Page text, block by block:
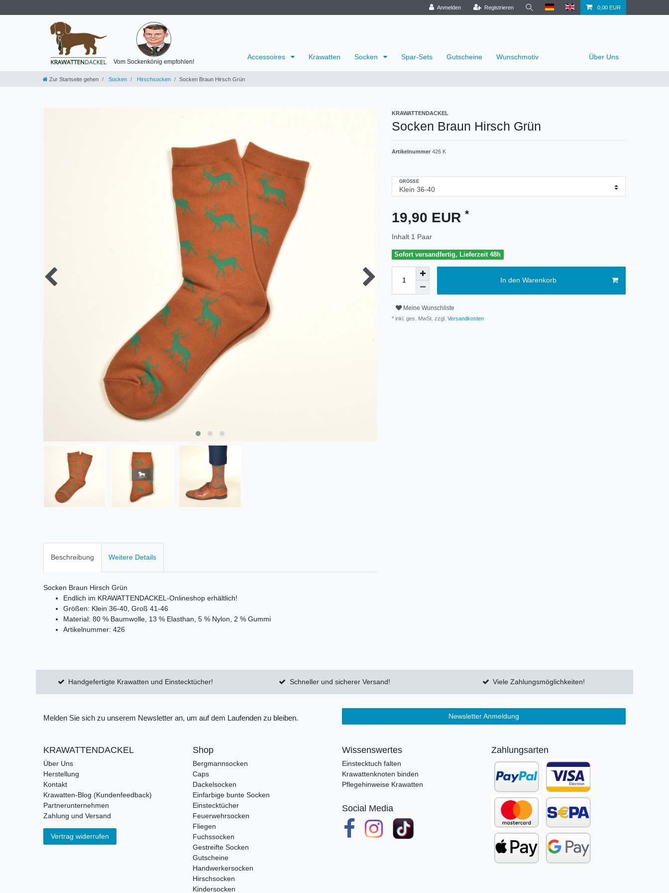
Anmelden Registrieren 0,00 EUR
Vom Sockenkönig empfohlen!
Accessoires Krawatten Socken Spar-Sets Gutscheine Wunschmotiv Über Uns
Zur Startseite gehen Socken Hirschsocken Socken Braun Hirsch Grün
KRAWATTENDACKEL
Socken Braun Hirsch Grün
Artikelnummer 426 K
GRÖSSE
19,90 EUR *
Inhalt 1 Paar
Sofort versandfertig, Lieferzeit 48h
In den Warenkorb
Meine Wunschliste
* inkl. ges. MwSt. zzgl. Versandkosten
Beschreibung Weitere Details
Socken Braun Hirsch Grün
Endlich im KRAWATTENDACKEL-Onlineshop erhältlich!
Größen: Klein 36-40, Groß 41-46
Material: 80 % Baumwolle, 13 % Elasthan, 5 % Nylon, 2 % Gummi
Artikelnummer: 426
Handgefertigte Krawatten und Einstecktücher! Schneller und sicherer Versand! Viele Zahlungsmöglichkeiten!
Melden Sie sich zu unserem Newsletter an, um auf dem Laufenden zu bleiben. Newsletter Anmeldung
KRAWATTENDACKEL
Über Uns
Herstellung
Kontakt
Krawatten-Blog (Kundenfeedback)
Partnerunternehmen
Zahlung und Versand
Vertrag widerrufen
Shop
Bergmannsocken
Caps
Dackelsocken
Einfarbige bunte Socken
Einstecktücher
Feuerwehrsocken
Fliegen
Fuchssocken
Gestreifte Socken
Gutscheine
Handwerkersocken
Hirschsocken
Kindersocken
Wissenswertes
Einstecktuch falten
Krawattenknoten binden
Pflegehinweise Krawatten
Social Media
Zahlungsarten